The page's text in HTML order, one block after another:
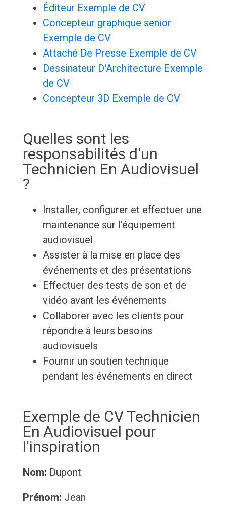
Éditeur Exemple de CV
Concepteur graphique senior
Exemple de CV
Attaché De Presse Exemple de CV
Dessinateur D'Architecture Exemple
de CV
Concepteur 3D Exemple de CV
Quelles sont les
responsabilités d'un
Technicien En Audiovisuel
?
Installer, configurer et effectuer une
maintenance sur l'équipement
audiovisuel
Assister à la mise en place des
événements et des présentations
Effectuer des tests de son et de
vidéo avant les événements
Collaborer avec les clients pour
répondre à leurs besoins
audiovisuels
Fournir un soutien technique
pendant les événements en direct
Exemple de CV Technicien
En Audiovisuel pour
l'inspiration
Nom: Dupont
Prénom: Jean